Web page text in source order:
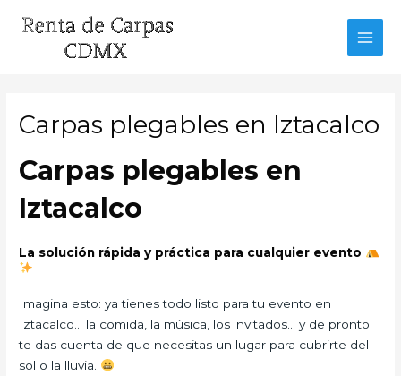
Carpas plegables en Iztacalco
Carpas plegables en
Iztacalco
La solución rápida y práctica para cualquier evento
Imagina esto: ya tienes todo listo para tu evento en
Iztacalco… la comida, la música, los invitados… y de pronto
te das cuenta de que necesitas un lugar para cubrirte del
sol o la lluvia.